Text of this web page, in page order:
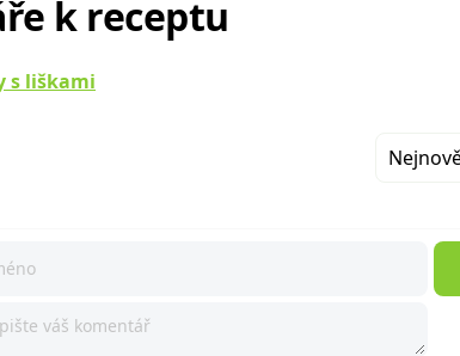
k receptu
s liškami